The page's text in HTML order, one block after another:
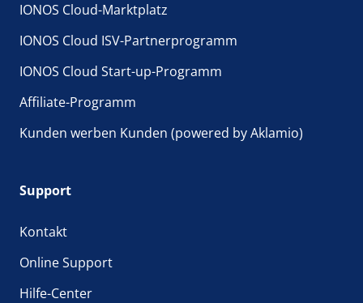
IONOS Cloud-Marktplatz
IONOS Cloud ISV-Partnerprogramm
IONOS Cloud Start-up-Programm
Affiliate-Programm
Kunden werben Kunden (powered by Aklamio)
Support
Kontakt
Online Support
Hilfe-Center